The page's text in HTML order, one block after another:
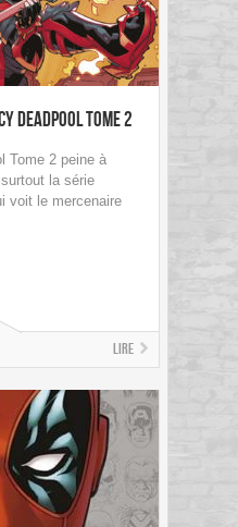
Deadpool Tome 2
Tome 2 peine à
la série
voit le mercenaire
Lire